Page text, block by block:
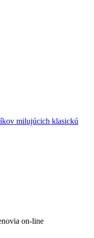
milujúcich klasickú
on-line